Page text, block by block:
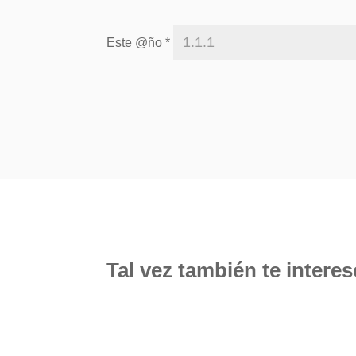
Este @ño*
Tal vez también te